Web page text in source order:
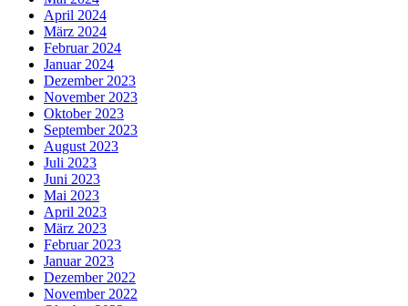
April 2024
März 2024
Februar 2024
Januar 2024
Dezember 2023
November 2023
Oktober 2023
September 2023
August 2023
Juli 2023
Juni 2023
Mai 2023
April 2023
März 2023
Februar 2023
Januar 2023
Dezember 2022
November 2022